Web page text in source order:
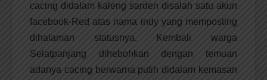
cacing didalam kaleng sarden disalah satu akun
facebook-Red atas nama indy yang memposting
dihalaman statusnya. Kembali warga
Selatpanjang dihebohkan dengan temuan
adanya cacing berwarna putih didalam kemasan